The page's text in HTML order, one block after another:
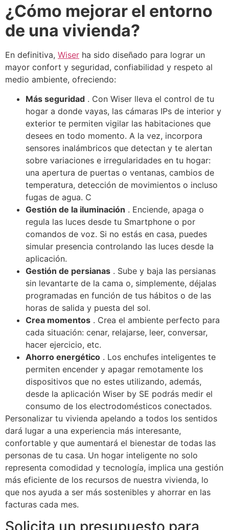
¿Cómo mejorar el entorno
de una vivienda?
En definitiva, Wiser ha sido diseñado para lograr un
mayor confort y seguridad, confiabilidad y respeto al
medio ambiente, ofreciendo:
Más seguridad . Con Wiser lleva el control de tu
hogar a donde vayas, las cámaras IPs de interior y
exterior te permiten vigilar las habitaciones que
desees en todo momento. A la vez, incorpora
sensores inalámbricos que detectan y te alertan
sobre variaciones e irregularidades en tu hogar:
una apertura de puertas o ventanas, cambios de
temperatura, detección de movimientos o incluso
fugas de agua. C
Gestión de la iluminación . Enciende, apaga o
regula las luces desde tu Smartphone o por
comandos de voz. Si no estás en casa, puedes
simular presencia controlando las luces desde la
aplicación.
Gestión de persianas . Sube y baja las persianas
sin levantarte de la cama o, simplemente, déjalas
programadas en función de tus hábitos o de las
horas de salida y puesta del sol.
Crea momentos . Crea el ambiente perfecto para
cada situación: cenar, relajarse, leer, conversar,
hacer ejercicio, etc.
Ahorro energético . Los enchufes inteligentes te
permiten encender y apagar remotamente los
dispositivos que no estes utilizando, además,
desde la aplicación Wiser by SE podrás medir el
consumo de los electrodomésticos conectados.
Personalizar tu vivienda apelando a todos los sentidos
dará lugar a una experiencia más interesante,
confortable y que aumentará el bienestar de todas las
personas de tu casa. Un hogar inteligente no solo
representa comodidad y tecnología, implica una gestión
más eficiente de los recursos de nuestra vivienda, lo
que nos ayuda a ser más sostenibles y ahorrar en las
facturas cada mes.
Solicita un presupuesto para